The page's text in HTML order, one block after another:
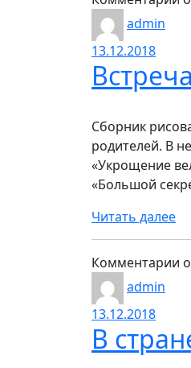
admin
13.12.2018
Сборник
родителей. В
«Укрощение
«Большой
Читать далее
Комментарии к
admin
13.12.2018
В